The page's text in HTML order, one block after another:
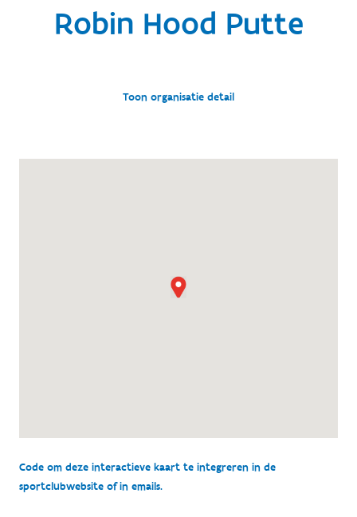
Robin Hood Putte
Toon organisatie detail
Code om deze interactieve kaart te integreren in de
sportclubwebsite of in emails.